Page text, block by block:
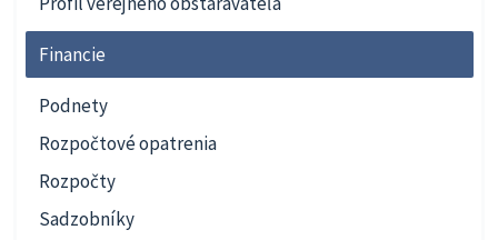
Financie
Podnety
Rozpočtové opatrenia
Rozpočty
Sadzobníky